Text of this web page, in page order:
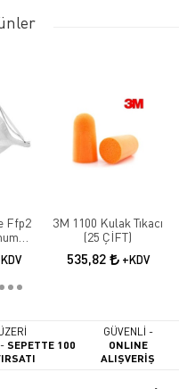
Ffp2
3M 1100 Kulak Tıkacı
(25 ÇİFT)
535,82 +KDV
SEPETTE 100
GÜVENLİ -
ONLINE
ALIŞVERİŞ